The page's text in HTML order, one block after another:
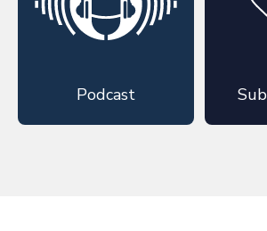
Podcast